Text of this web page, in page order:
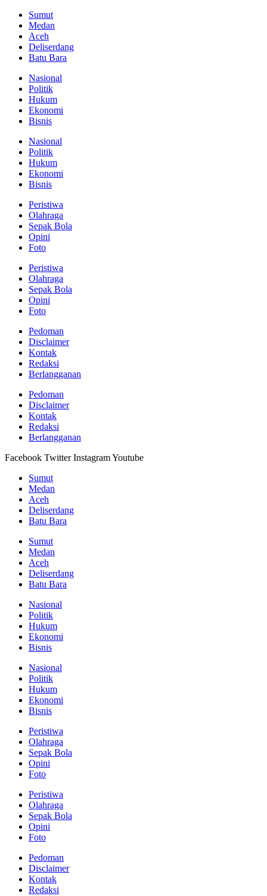
Sumut
Medan
Aceh
Deliserdang
Batu Bara
Nasional
Politik
Hukum
Ekonomi
Bisnis
Nasional
Politik
Hukum
Ekonomi
Bisnis
Peristiwa
Olahraga
Sepak Bola
Opini
Foto
Peristiwa
Olahraga
Sepak Bola
Opini
Foto
Pedoman
Disclaimer
Kontak
Redaksi
Berlangganan
Pedoman
Disclaimer
Kontak
Redaksi
Berlangganan
Facebook Twitter InstagramYoutube
Sumut
Medan
Aceh
Deliserdang
Batu Bara
Sumut
Medan
Aceh
Deliserdang
Batu Bara
Nasional
Politik
Hukum
Ekonomi
Bisnis
Nasional
Politik
Hukum
Ekonomi
Bisnis
Peristiwa
Olahraga
Sepak Bola
Opini
Foto
Peristiwa
Olahraga
Sepak Bola
Opini
Foto
Pedoman
Disclaimer
Kontak
Redaksi